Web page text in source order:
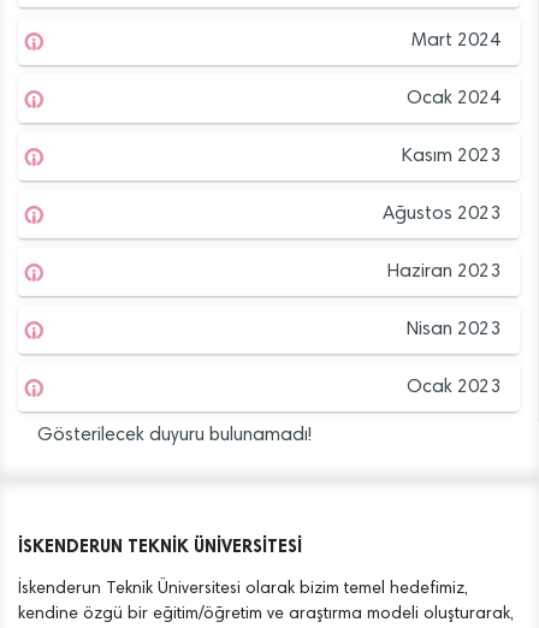
Mart 2024
Ocak 2024
Kasım 2023
Ağustos 2023
Haziran 2023
Nisan 2023
Ocak 2023
Gösterilecek duyuru bulunamadı!
İSKENDERUN TEKNİK ÜNİVERSİTESİ
İskenderun Teknik Üniversitesi olarak bizim temel hedefimiz,
kendine özgü bir eğitim/öğretim ve araştırma modeli oluşturarak,